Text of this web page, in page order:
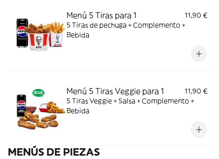
Menú 5 Tiras para 1
11,90 €
5 Tiras de pechuga + Complemento +
Bebida
Menú 5 Tiras Veggie para 1
11,90 €
5 Tiras Veggie + Salsa + Complemento +
Bebida
MENÚS DE PIEZAS